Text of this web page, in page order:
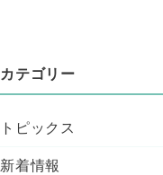
トピックス
新着情報